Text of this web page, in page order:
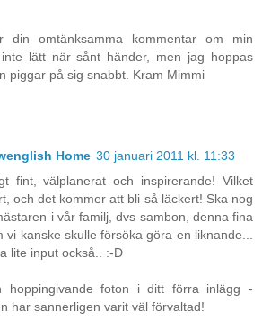
din omtänksamma kommentar om min
lätt när sånt händer, men jag hoppas
piggar på sig snabbt. Kram Mimmi
Home 30 januari 2011 kl. 11:33
fint, välplanerat och inspirerande! Vilket
och det kommer att bli så läckert! Ska nog
i vår familj, dvs sambon, denna fina
vi kanske skulle försöka göra en liknande...
lite input också.. :-D
hoppingivande foton i ditt förra inlägg -
har sannerligen varit väl förvaltad!